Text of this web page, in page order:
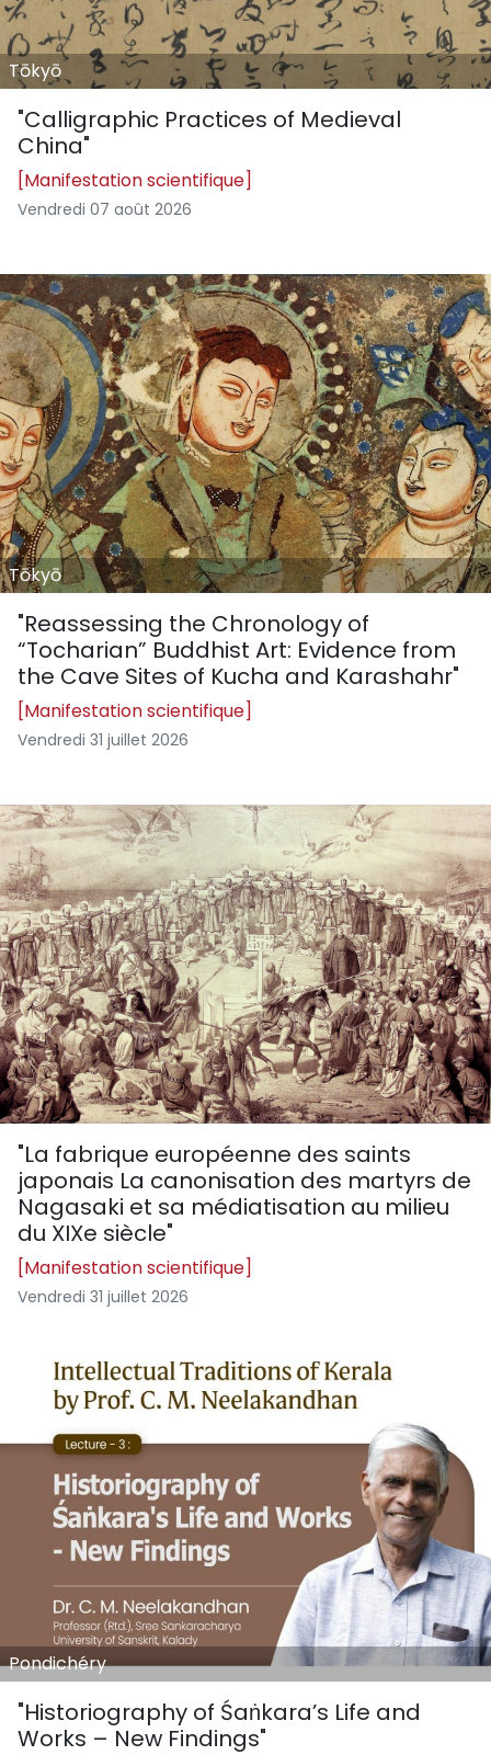
Tōkyō
"Calligraphic Practices of Medieval
China"
[Manifestation scientifique]
Vendredi 07 août 2026
Tōkyō
"Reassessing the Chronology of
“Tocharian” Buddhist Art: Evidence from
the Cave Sites of Kucha and Karashahr"
[Manifestation scientifique]
Vendredi 31 juillet 2026
"La fabrique européenne des saints
japonais La canonisation des martyrs de
Nagasaki et sa médiatisation au milieu
du XIXe siècle"
[Manifestation scientifique]
Vendredi 31 juillet 2026
Pondichéry
"Historiography of Śaṅkara’s Life and
Works – New Findings"